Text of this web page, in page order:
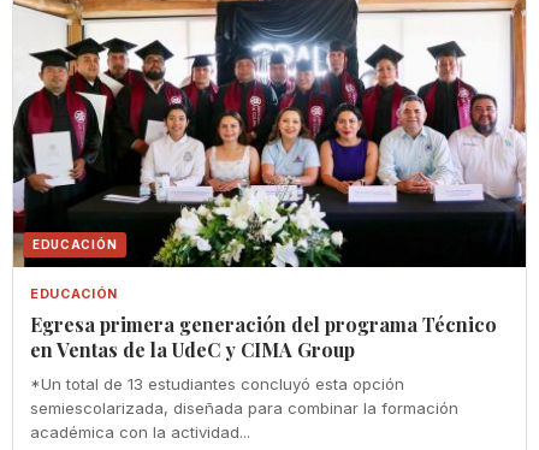
EDUCACIÓN
EDUCACIÓN
Egresa primera generación del programa Técnico
en Ventas de la UdeC y CIMA Group
*Un total de 13 estudiantes concluyó esta opción
semiescolarizada, diseñada para combinar la formación
académica con la actividad...